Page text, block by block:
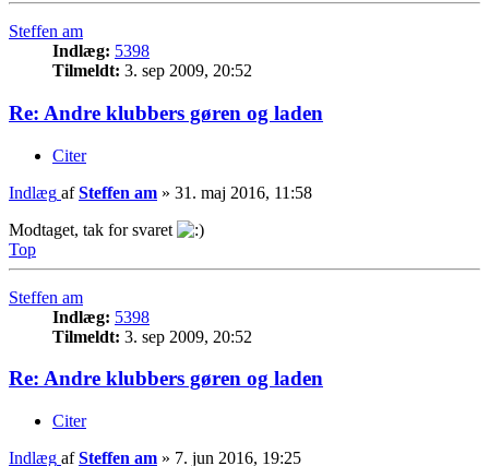
Steffen am
Indlæg: 5398
Tilmeldt: 3. sep 2009, 20:52
Re: Andre klubbers gøren og laden
Citer
Indlæg afSteffen am » 31. maj 2016, 11:58
Modtaget, tak for svaret
Top
Steffen am
Indlæg: 5398
Tilmeldt: 3. sep 2009, 20:52
Re: Andre klubbers gøren og laden
Citer
Indlæg afSteffen am » 7. jun 2016, 19:25